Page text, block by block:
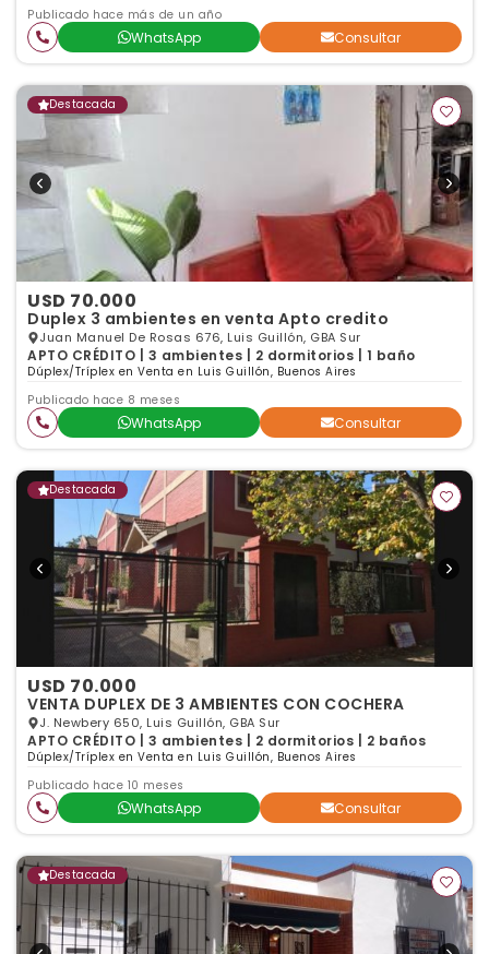
Publicado hace más de un año
WhatsApp Consultar
Destacada
USD 70.000
Duplex 3 ambientes en venta Apto credito
Juan Manuel De Rosas 676, Luis Guillón, GBA Sur
APTO CRÉDITO | 3 ambientes | 2 dormitorios | 1 baño
Dúplex/Tríplex en Venta en Luis Guillón, Buenos Aires
Publicado hace 8 meses
WhatsApp Consultar
Destacada
USD 70.000
VENTA DUPLEX DE 3 AMBIENTES CON COCHERA
J. Newbery 650, Luis Guillón, GBA Sur
APTO CRÉDITO | 3 ambientes | 2 dormitorios | 2 baños
Dúplex/Tríplex en Venta en Luis Guillón, Buenos Aires
Publicado hace 10 meses
WhatsApp Consultar
Destacada